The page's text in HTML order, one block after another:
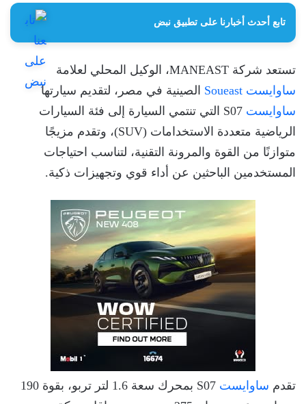
تابع أحدث أخبارنا على تطبيق نبض
تستعد شركة MANEAST، الوكيل المحلي لعلامة
ساوايست Soueast
الصينية في مصر، لتقديم سيارتها
ساوايست
S07 التي تنتمي السيارة إلى فئة السيارات
الرياضية متعددة الاستخدامات (SUV)، وتقدم مزيجًا
متوازنًا من القوة والمرونة التقنية، لتناسب احتياجات
المستخدمين الباحثين عن أداء قوي وتجهيزات ذكية.
تقدم ساوايست
S07 بمحرك سعة 1.6 لتر تربو، بقوة 190